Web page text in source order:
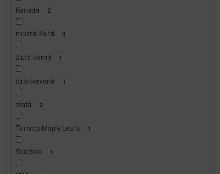
Kanada 2
modrá-žlutá 3
žlutá-černá 1
čirá-červená 1
zlatá 2
Toronto Maple Leafs 1
Švédsko 1